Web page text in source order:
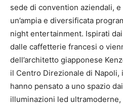
sede di convention aziendali,
un’ampia e diversificata
night entertainment. Ispirati
dalle caffetterie francesi o
dell’architetto giapponese
il Centro Direzionale di Napoli,
hanno pensato a uno spazio
illuminazioni led